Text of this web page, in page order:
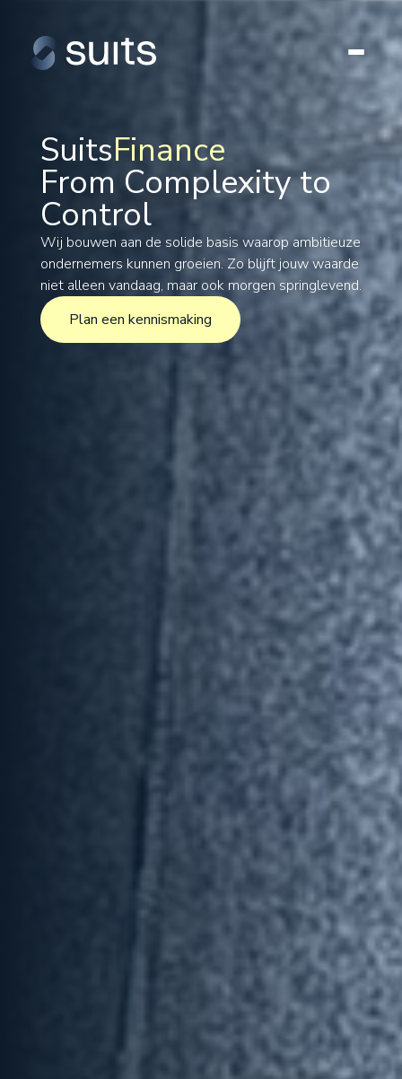
SuitsFinance
Tax
Legal
Formations
International
Projects
From Complexity to
Control
Wij bouwen aan de solide basis waarop ambitieuze
ondernemers kunnen groeien. Zo blijft jouw waarde
niet alleen vandaag, maar ook morgen springlevend.
Plan een kennismaking